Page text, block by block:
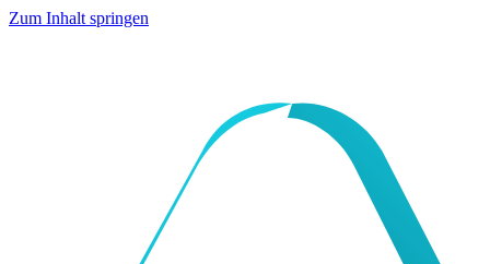
Zum Inhalt springen